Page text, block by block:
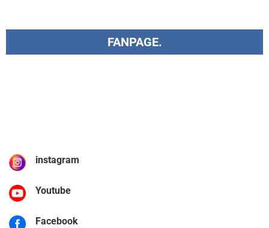
FANPAGE.
instagram
Youtube
Facebook